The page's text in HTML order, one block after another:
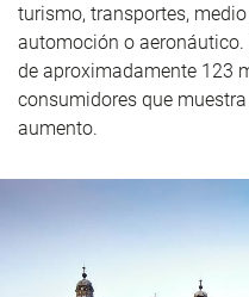
turismo, transportes,
automoción o
de aproximadamente 123
consumidores que
aumento.